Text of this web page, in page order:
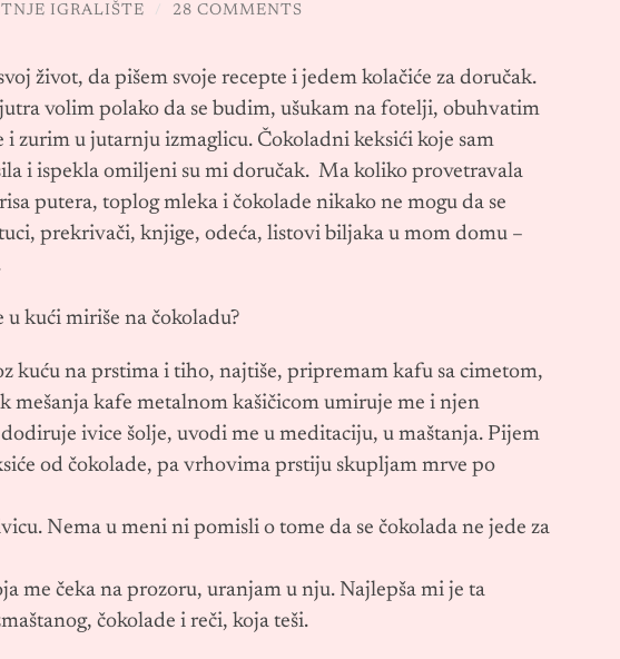
IGRALIŠTE / 28 COMMENTS
život, da pišem svoje recepte i jedem kolačiće za doručak.
volim polako da se budim, ušukam na fotelji, obuhvatim
i zurim u jutarnju izmaglicu. Čokoladni keksići koje sam
i ispekla omiljeni su mi doručak. Ma koliko provetravala
putera, toplog mleka i čokolade nikako ne mogu da se
prekrivači, knjige, odeća, listovi biljaka u mom domu –
kući miriše na čokoladu?
kuću na prstima i tiho, najtiše, pripremam kafu sa cimetom,
mešanja kafe metalnom kašičicom umiruje me i njen
ivice šolje, uvodi me u meditaciju, u maštanja. Pijem
od čokolade, pa vrhovima prstiju skupljam mrve po
Nema u meni ni pomisli o tome da se čokolada ne jede za
me čeka na prozoru, uranjam u nju. Najlepša mi je ta
čokolade i reči, koja teši.